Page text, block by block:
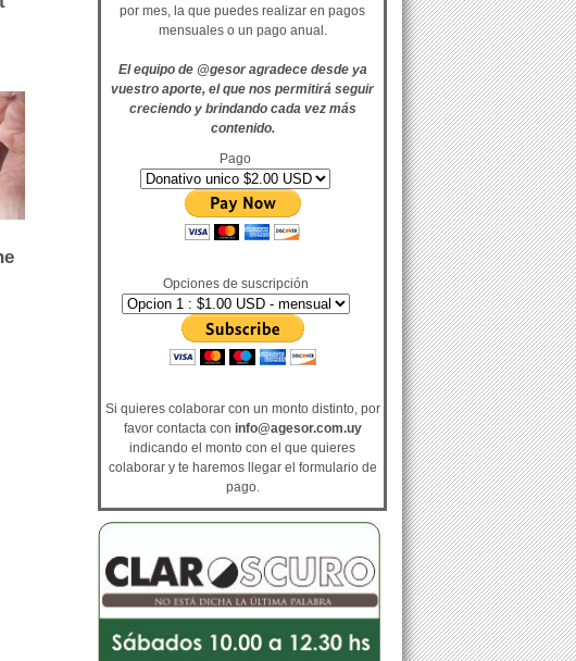
por mes, la que puedes realizar en pagos
mensuales o un pago anual.
El equipo de @gesor agradece desde ya
vuestro aporte, el que nos permitirá seguir
creciendo y brindando cada vez más
contenido.
Pago
Opciones de suscripción
Si quieres colaborar con un monto distinto, por
favor contacta con info@agesor.com.uy
indicando el monto con el que quieres
colaborar y te haremos llegar el formulario de
pago.